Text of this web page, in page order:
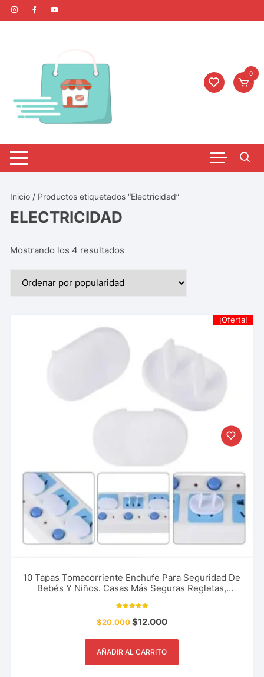
0
Inicio / Productos etiquetados “Electricidad”
ELECTRICIDAD
Mostrando los 4 resultados
¡Oferta!
10 Tapas Tomacorriente Enchufe Para Seguridad De
Bebés Y Niños. Casas Más Seguras Regletas,
5.00
de 5
$20.000$12.000
AÑADIR AL CARRITO